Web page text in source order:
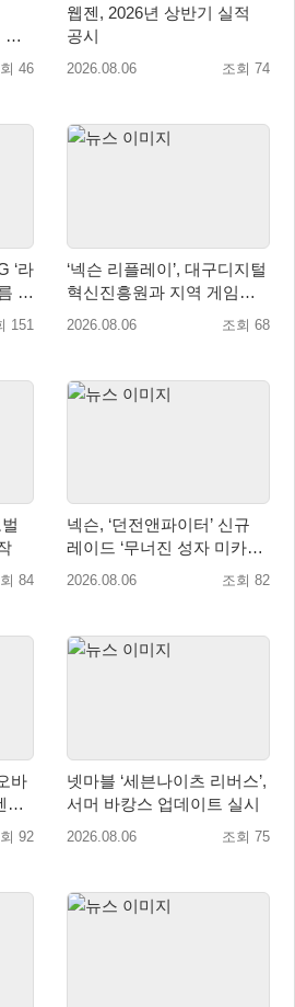
크
46
웹젠, 2026년 상반기 실적
공시
2026.08.06 조회 74
‘라
프
151
‘넥슨 리플레이’, 대구디지털
혁신진흥원과 지역 게임산
업 육성 위한 업무협약 체결
2026.08.06 조회 68
84
넥슨, ‘던전앤파이터’ 신규
레이드 ‘무너진 성자 미카엘
라’ 업데이트!
2026.08.06 조회 82
바
도
92
넷마블 ‘세븐나이츠 리버스’,
서머 바캉스 업데이트 실시
2026.08.06 조회 75